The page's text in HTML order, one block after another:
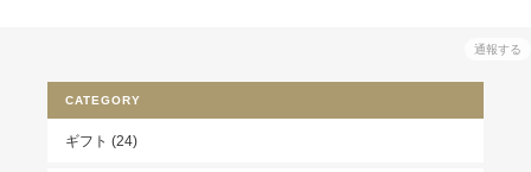
通報する
CATEGORY
ギフト (24)